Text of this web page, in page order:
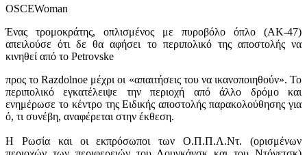
OSCEWoman
Ένας τρομοκράτης, οπλισμένος με πυροβόλο όπλο (ΑΚ-47)
απειλούσε ότι δε θα αφήσει το περιπολικό της αποστολής να
κινηθεί από το Petrovske
προς το Razdolnoe μέχρι οι «απαιτήσεις του να ικανοποιηθούν». Το
περιπολικό εγκατέλειψε την περιοχή από άλλο δρόμο και
ενημέρωσε το κέντρο της Ειδικής αποστολής παρακολούθησης για
ό, τι συνέβη, αναφέρεται στην έκθεση.
Η Ρωσία και οι εκπρόσωποι των Ο.Π.Π.Λ.Ντ. (ορισμένων